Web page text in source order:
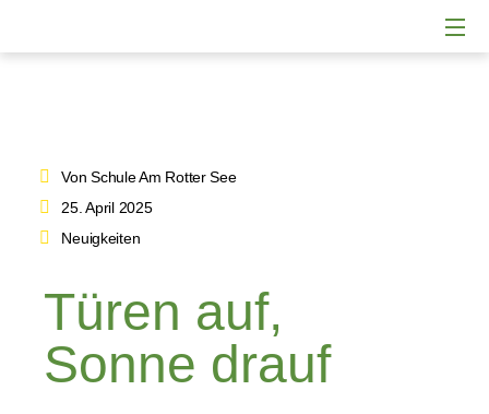
Von Schule Am Rotter See
25. April 2025
Neuigkeiten
Türen auf,
Sonne drauf